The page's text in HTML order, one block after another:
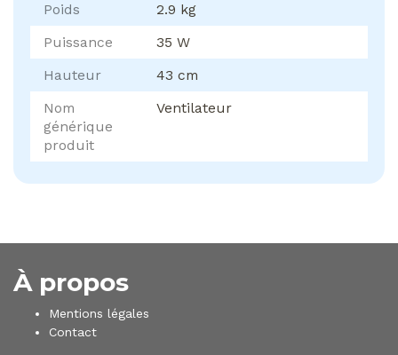
Poids
2.9 kg
Puissance
35 W
Hauteur
43 cm
Nom
générique
produit
Ventilateur
À propos
Mentions légales
Contact